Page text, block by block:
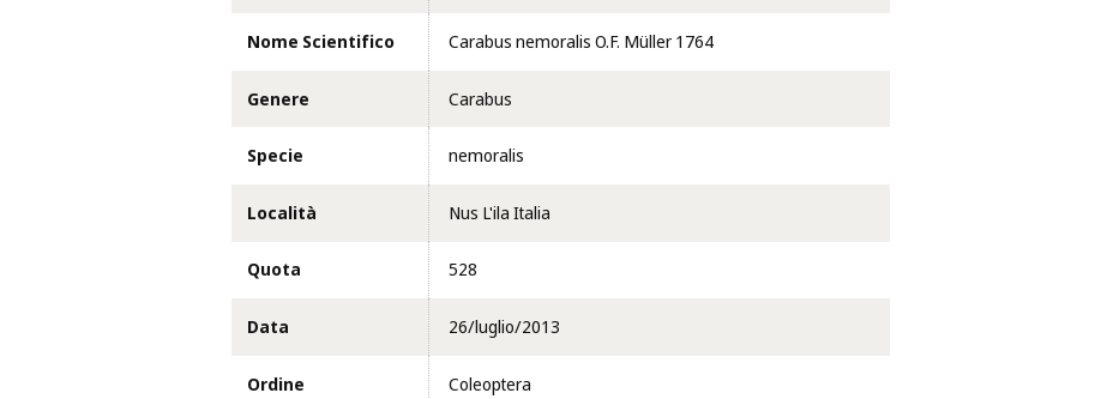
Nome Scientifico Carabus nemoralis O.F. Müller 1764
Genere Carabus
Specie nemoralis
Località Nus L'ila Italia
Quota 528
Data 26/luglio/2013
Ordine Coleoptera